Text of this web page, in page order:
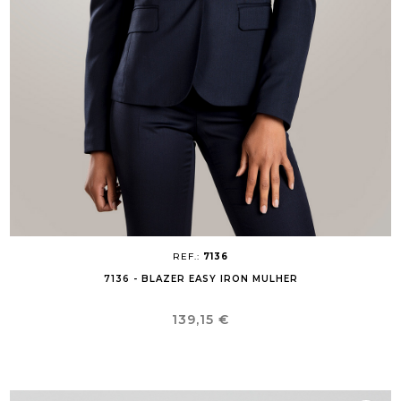
REF.: 7136
7136 - BLAZER EASY IRON MULHER
Preço
139,15 €